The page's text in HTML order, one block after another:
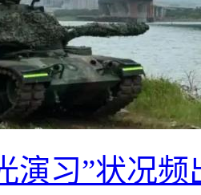
演习”状况